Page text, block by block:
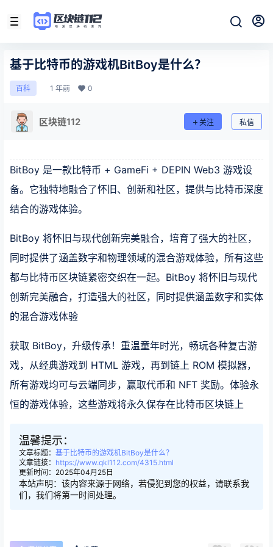
基于比特币的游戏机BitBoy是什么？
百科 1 年前 0
区块链112 关注 私信
BitBoy 是一款比特币 + GameFi + DEPIN Web3 游戏设
备。它独特地融合了怀旧、创新和社区，提供与比特币深度
结合的游戏体验。
BitBoy 将怀旧与现代创新完美融合，培育了强大的社区，
同时提供了涵盖数字和物理领域的混合游戏体验，所有这些
都与比特币区块链紧密交织在一起。BitBoy 将怀旧与现代
创新完美融合，打造强大的社区，同时提供涵盖数字和实体
的混合游戏体验
获取 BitBoy，升级传承！重温童年时光，畅玩各种复古游
戏，从经典游戏到 HTML 游戏，再到链上 ROM 模拟器，
所有游戏均可与云端同步，赢取代币和 NFT 奖励。体验永
恒的游戏体验，这些游戏将永久保存在比特币区块链上
温馨提示：
文章标题： 基于比特币的游戏机BitBoy是什么？
文章链接： https://www.qkl112.com/4315.html
更新时间：2025年04月25日
本站声明：该内容来源于网络，若侵犯到您的权益，请联系我
们，我们将第一时间处理。